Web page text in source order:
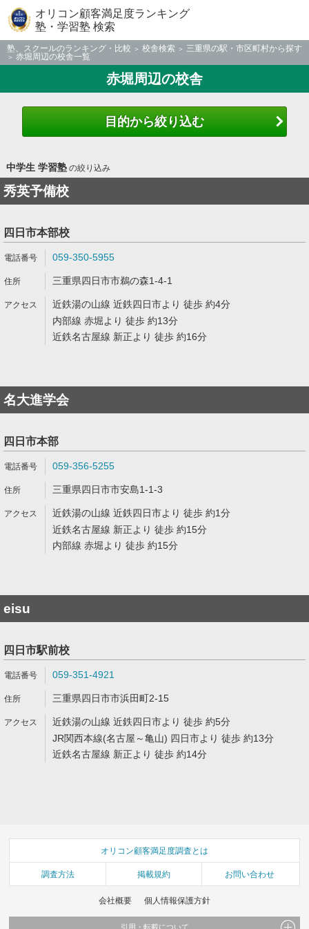
オリコン顧客満足度ランキング
塾・学習塾 検索
塾、スクールのランキング・比較 校舎検索
三重県の駅・市区町村から探す
赤堀周辺の校舎一覧
赤堀周辺の校舎
目的から絞り込む
中学生 学習塾の絞り込み
秀英予備校
四日市本部校
059-350-5955
三重県四日市市鵜の森1-4-1
近鉄湯の山線 近鉄四日市より 徒歩 約4分
内部線 赤堀より 徒歩 約13分
近鉄名古屋線 新正より 徒歩 約16分
名大進学会
四日市本部
059-356-5255
三重県四日市市安島1-1-3
近鉄湯の山線 近鉄四日市より 徒歩 約1分
近鉄名古屋線 新正より 徒歩 約15分
内部線 赤堀より 徒歩 約15分
eisu
四日市駅前校
059-351-4921
三重県四日市市浜田町2-15
近鉄湯の山線 近鉄四日市より 徒歩 約5分
JR関西本線(名古屋～亀山) 四日市より 徒歩 約13分
近鉄名古屋線 新正より 徒歩 約14分
オリコン顧客満足度調査とは
調査方法 掲載規約 お問い合わせ
会社概要 個人情報保護方針
引用・転載について